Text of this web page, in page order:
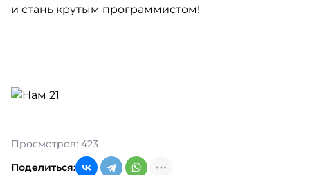
и стань крутым программистом!
Просмотров: 423
Поделиться: